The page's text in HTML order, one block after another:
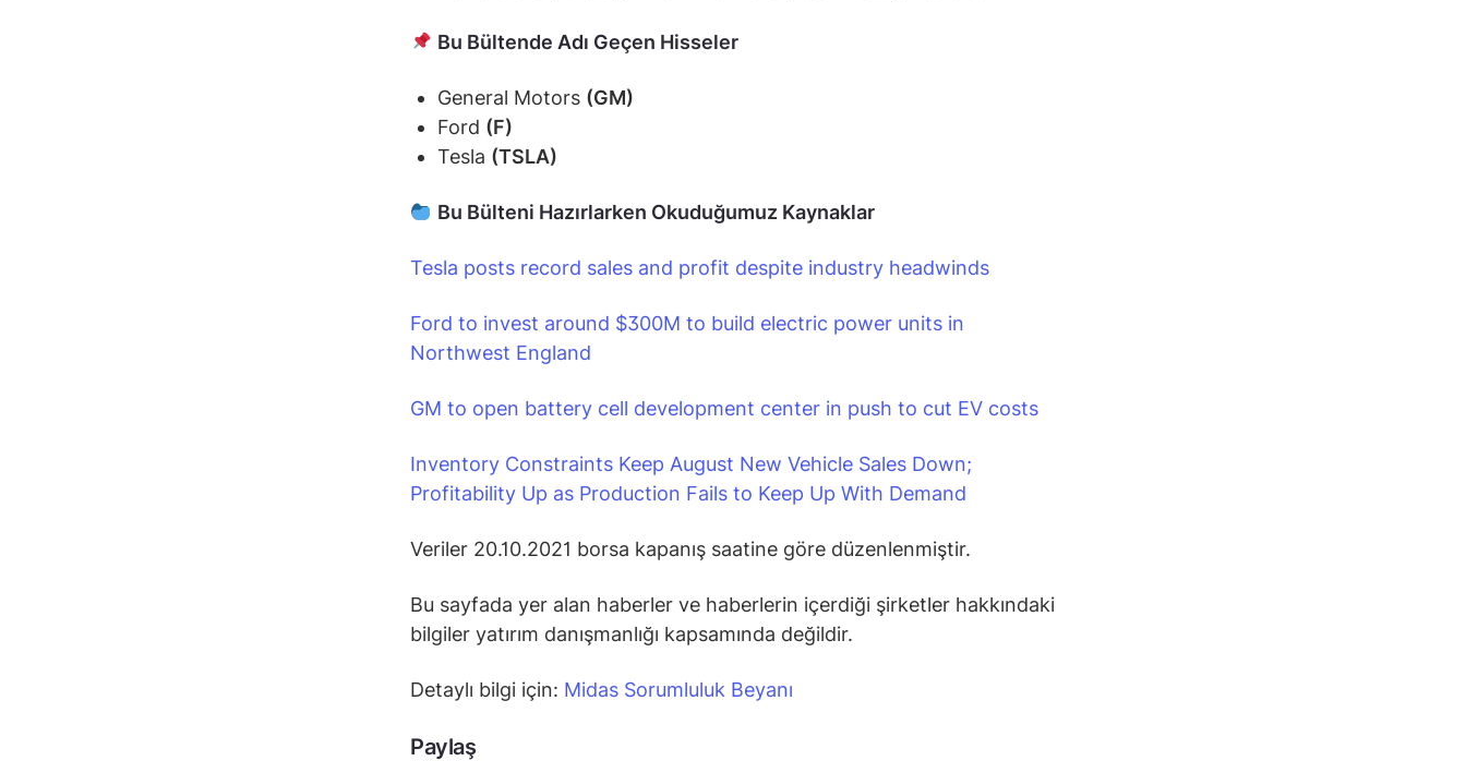
Bu Bültende Adı Geçen Hisseler
General Motors (GM)
Ford (F)
Tesla (TSLA)
Bu Bülteni Hazırlarken Okuduğumuz Kaynaklar
Tesla posts record sales and profit despite industry headwinds
Ford to invest around $300M to build electric power units in
Northwest England
GM to open battery cell development center in push to cut EV costs
Inventory Constraints Keep August New Vehicle Sales Down;
Profitability Up as Production Fails to Keep Up With Demand
Veriler 20.10.2021 borsa kapanış saatine göre düzenlenmiştir.
Bu sayfada yer alan haberler ve haberlerin içerdiği şirketler hakkındaki
bilgiler yatırım danışmanlığı kapsamında değildir.
Detaylı bilgi için: Midas Sorumluluk Beyanı
Paylaş